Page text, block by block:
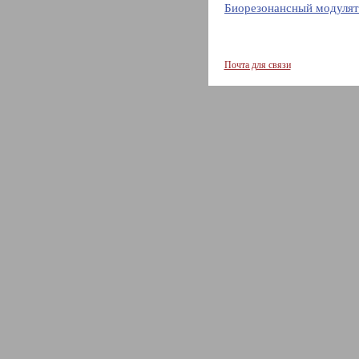
Биорезонансный
Почта для связи